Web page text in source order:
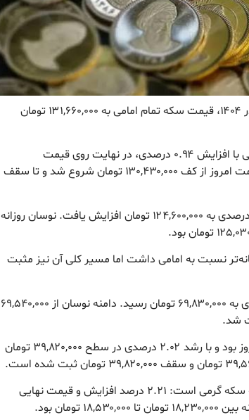
ریال نیوز : امروز یکشنبه ۱۶ آذر ۱۴۰۴، قیمت سکه تمام امامی به ۱۳۱,۶۶۰,۰۰۰ تومان
به گزارش ریال نیوز، سکه امامی با افزایش ۰.۹۴ درصدی، در نهایت روی قیمت
۱۳۱,۶۶۰,۰۰۰ تومان ایستاد. قیمت امروز از کف ۱۳۰,۴۳۰,۰۰۰ تومان شروع شد و تا سقف
قیمت بهار آزادی با رشد ۰.۸۸ درصدی به ۱۲۴,۶۰۰,۰۰۰ تومان افزایش یافت. نوسان روزانه
نسبت به امامی داشت اما مسیر کلی آن نیز مثبت
نیم‌سکه با افزایش ۱.۰۶ درصدی به ۶۹,۸۳۰,۰۰۰ تومان رسید. دامنه نوسان از ۶۹,۵۴۰,۰۰۰
ربع‌سکه یکی از رکوردداران امروز بود و با رشد ۲.۰۲ درصدی در سطح ۳۹,۸۲۰,۰۰۰ تومان
بیشترین رشد امروز متعلق به سکه گرمی است: ۲.۲۱ درصد افزایش و قیمت نهایی